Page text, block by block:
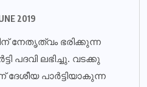
2019
നേതൃത്വം ഭരിക്കുന്ന
പദവി ലഭിച്ചു. വടക്കു
ദേശീയ പാര്‍ട്ടിയാകുന്ന